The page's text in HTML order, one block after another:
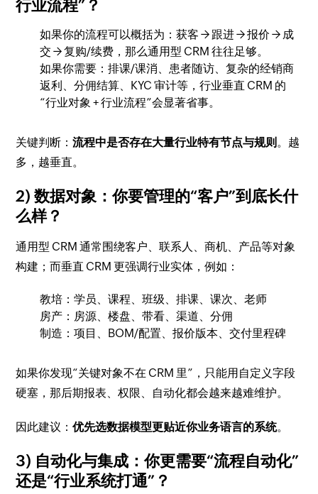
行业流程”？
如果你的流程可以概括为：获客 → 跟进 → 报价 → 成
交 → 复购/续费，那么通用型 CRM 往往足够。
如果你需要：排课/课消、患者随访、复杂的经销商
返利、分佣结算、KYC 审计等，行业垂直 CRM 的
“行业对象 + 行业流程”会显著省事。
关键判断：流程中是否存在大量行业特有节点与规则 。越
多，越垂直。
2) 数据对象：你要管理的“客户”到底长什
么样？
通用型 CRM 通常围绕客户、联系人、商机、产品等对象
构建；而垂直 CRM 更强调行业实体，例如：
教培：学员、课程、班级、排课、课次、老师
房产：房源、楼盘、带看、渠道、分佣
制造：项目、BOM/配置、报价版本、交付里程碑
如果你发现“关键对象不在 CRM 里”，只能用自定义字段
硬塞，那后期报表、权限、自动化都会越来越难维护。
因此建议：优先选数据模型更贴近你业务语言的系统。
3) 自动化与集成：你更需要“流程自动化”
还是“行业系统打通”？